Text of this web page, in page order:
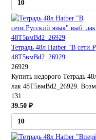
Тетрадь 48л Hatber "В
48Т5вмBd2_26929
26929
Купить недорого Тетрадь
лак 48Т5вмBd2_26929.
131
39.50 ₽